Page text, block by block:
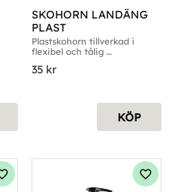
SKOHORN LANDÄNG
PLAST
Plastskohorn tillverkad i
flexibel och tålig
35 kr
KÖP
Lägg till i favoriter Lägg